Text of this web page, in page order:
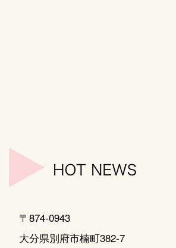
〒874-0943
大分県別府市楠町382-7